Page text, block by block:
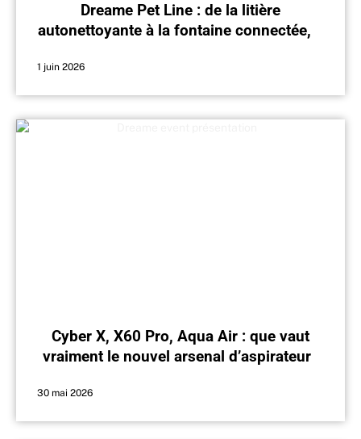
Dreame Pet Line : de la litière
autonettoyante à la fontaine connectée, 5
1 juin 2026
Cyber X, X60 Pro, Aqua Air : que vaut
vraiment le nouvel arsenal d’aspirateurs
30 mai 2026